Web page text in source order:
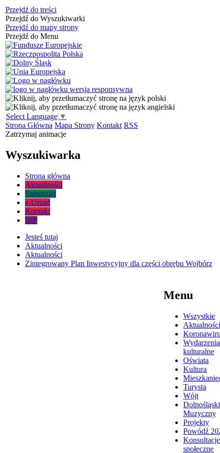
Przejdź do treści
Przejdź do Wyszukiwarki
Przejdź do mapy strony
Przejdź do Menu
Select Language ▼
Strona Główna Mapa Strony Kontakt RSS
Zatrzymaj animacje
Wyszukiwarka
Strona główna
Aktualności
Samorząd
e-Urząd
Kontakt
BIP
Jesteś tutaj
Aktualności
Aktualności
Zintegrowany Plan Inwestycyjny dla części obrębu Wojbórz
Menu
Wszystkie
Aktualności
Wydarzenia
kulturalne
Oświata
Kultura
Turysta
Wójt
Muzyczny
Projekty
Powódź
Konsultacje
społeczne